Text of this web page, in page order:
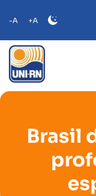
-A +A
Brasil